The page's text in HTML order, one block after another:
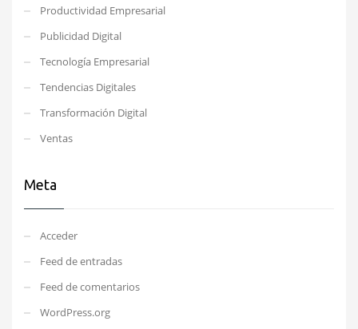
Productividad Empresarial
Publicidad Digital
Tecnología Empresarial
Tendencias Digitales
Transformación Digital
Ventas
Meta
Acceder
Feed de entradas
Feed de comentarios
WordPress.org